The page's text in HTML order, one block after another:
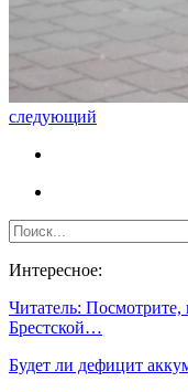
следующий
Интересное:
Читатель: Посмотрите,
Брестской…
Будет ли дефицит